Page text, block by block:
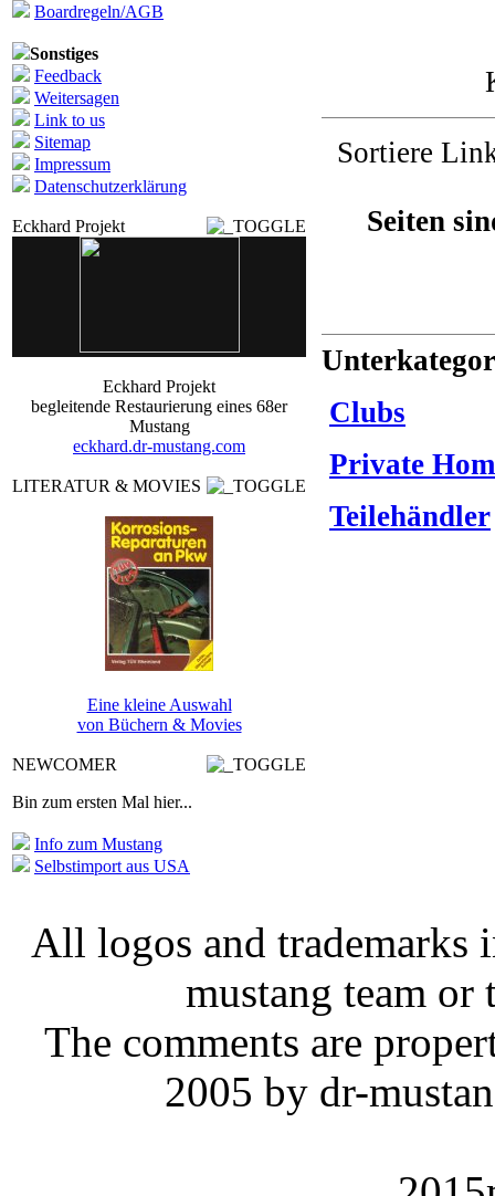
Boardregeln/AGB
Sonstiges
Feedback
Weitersagen
Link to us
Sitemap
Impressum
Datenschutzerklärung
Eckhard Projekt
Eckhard Projekt
begleitende Restaurierung eines 68er
Mustang
eckhard.dr-mustang.com
LITERATUR & MOVIES
Eine kleine Auswahl
von Büchern & Movies
NEWCOMER
Bin zum ersten Mal hier...
Info zum Mustang
Selbstimport aus USA
Sortiere
Seiten
Clubs
Private
Teilehändler
All logos and trademarks
mustang team or
The comments are
2005 by dr-